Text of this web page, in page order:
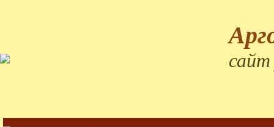
сайт